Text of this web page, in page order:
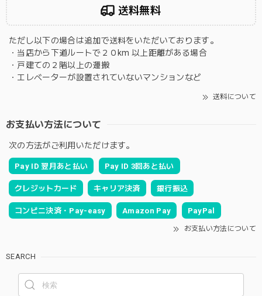
送料無料
ただし以下の場合は追加で送料をいただいております。
・当店から下道ルートで２０km 以上距離がある場合
・戸建ての２階以上の運搬
・エレベーターが設置されていないマンションなど
送料について
お支払い方法について
次の方法がご利用いただけます。
Pay ID 翌月あと払い Pay ID 3回あと払い
クレジットカード キャリア決済 銀行振込
コンビニ決済・Pay-easy Amazon Pay PayPal
お支払い方法について
SEARCH